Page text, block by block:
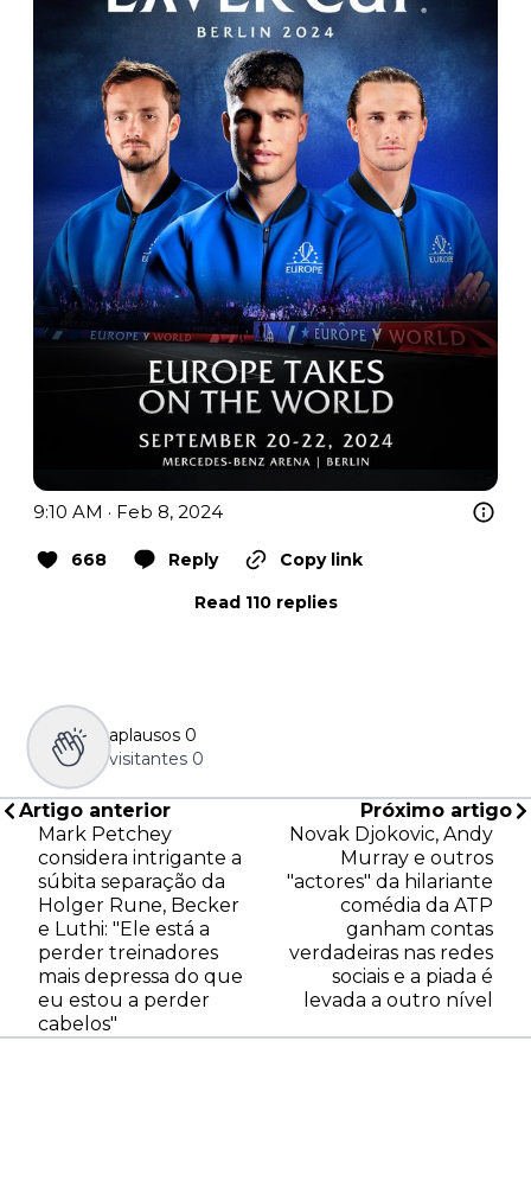
9:10 AM · Feb 8, 2024
668 Reply
Copy link
Read 110 replies
aplausos 0
visitantes 0
Artigo anterior
Mark Petchey
considera intrigante a
súbita separação da
Holger Rune, Becker
e Luthi: "Ele está a
perder treinadores
mais depressa do que
eu estou a perder
cabelos"
Próximo artigo
Novak Djokovic, Andy
Murray e outros
"actores" da hilariante
comédia da ATP
ganham contas
verdadeiras nas redes
sociais e a piada é
levada a outro nível